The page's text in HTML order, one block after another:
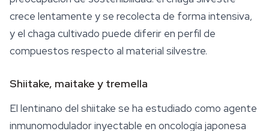
crece lentamente y se recolecta de forma intensiva,
y el chaga cultivado puede diferir en perfil de
compuestos respecto al material silvestre.
Shiitake, maitake y tremella
El lentinano del shiitake se ha estudiado como agente
inmunomodulador inyectable en oncología japonesa